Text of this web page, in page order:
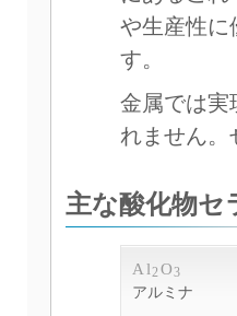
や生産性に
す。
金属では実
れません。
主な酸化物セ
Al 2 O3
アルミナ